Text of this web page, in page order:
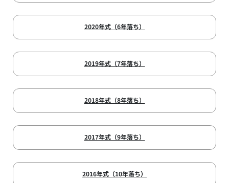
2020年式（6年落ち）
2019年式（7年落ち）
2018年式（8年落ち）
2017年式（9年落ち）
2016年式（10年落ち）